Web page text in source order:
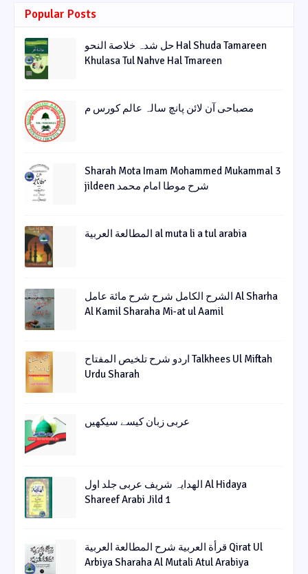
Popular Posts
حل شدہ خلاصة النحو Hal Shuda Tamareen
Khulasa Tul Nahve Hal Tmareen
مصباحی آن لائن پانچ سالہ عالم کورس م
Sharah Mota Imam Mohammed Mukammal 3
jildeen شرح موطا امام محمد
المطالعة العربية al muta li a tul arabia
الشرح الکامل شرح شرح مائة عامل Al Sharha
Al Kamil Sharaha Mi-at ul Aamil
اردو شرح تلخیص المفتاح Talkhees Ul Miftah
Urdu Sharah
عربی زبان کیسے سیکھیں
الھدایہ شریف عربی جلد اول Al Hidaya
Shareef Arabi Jild 1
قرأة العربیة شرح المطالعة العربیة Qirat Ul
Arbiya Sharaha Al Mutali Atul Arabiya